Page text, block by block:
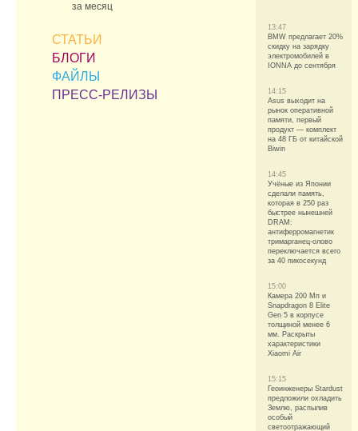
за месяц
СТАТЬИ
БЛОГИ
ФАЙЛЫ
ПРЕСС-РЕЛИЗЫ
13:47
BMW предлагает 20%
скидку на зарядку
электромобилей в
IONNA до сентября
14:15
Asus выходит на
рынок оперативной
памяти, первый
продукт — комплект
на 48 ГБ от китайской
Biwin
14:45
Учёные из Японии
сделали память,
которая в 250 раз
быстрее нынешней
DRAM:
антиферромагнетик
тримарганец-олово
переключается всего
за 40 пикосекунд
15:00
Камера 200 Мп и
Snapdragon 8 Elite
Gen 5 в корпусе
толщиной менее 6
мм. Раскрыты
характеристики
Xiaomi Air
15:15
Геоинженеры Stardust
предложили охладить
Землю, распылив
особый
светоотражающий